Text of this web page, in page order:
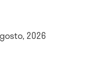
2026